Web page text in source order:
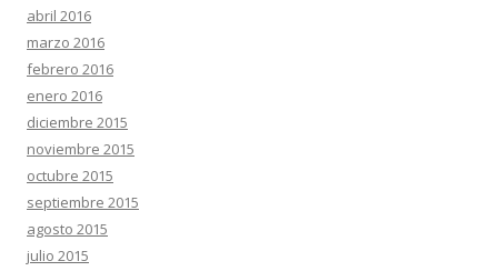
abril 2016
marzo 2016
febrero 2016
enero 2016
diciembre 2015
noviembre 2015
octubre 2015
septiembre 2015
agosto 2015
julio 2015